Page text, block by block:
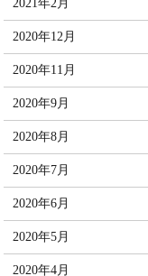
2021年2月
2020年12月
2020年11月
2020年9月
2020年8月
2020年7月
2020年6月
2020年5月
2020年4月